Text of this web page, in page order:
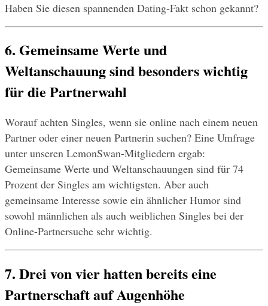
Haben Sie diesen spannenden Dating-Fakt schon gekannt?
6. Gemeinsame Werte und
Weltanschauung sind besonders wichtig
für die Partnerwahl
Worauf achten Singles, wenn sie online nach einem neuen
Partner oder einer neuen Partnerin suchen? Eine Umfrage
unter unseren LemonSwan-Mitgliedern ergab:
Gemeinsame Werte und Weltanschauungen sind für 74
Prozent der Singles am wichtigsten. Aber auch
gemeinsame Interesse sowie ein ähnlicher Humor sind
sowohl männlichen als auch weiblichen Singles bei der
Online-Partnersuche sehr wichtig.
7. Drei von vier hatten bereits eine
Partnerschaft auf Augenhöhe